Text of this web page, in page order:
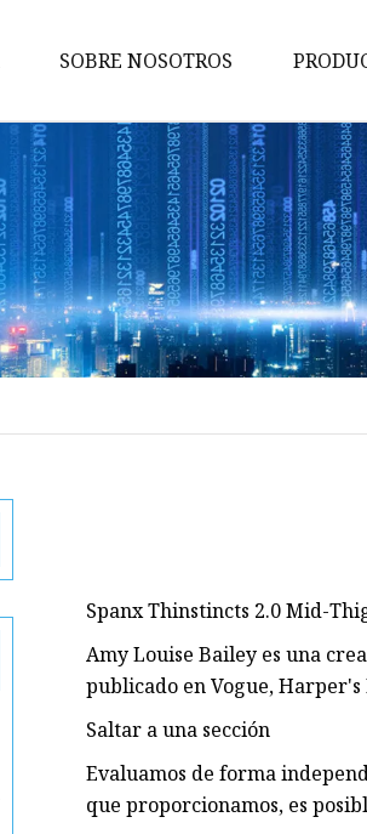
SOBRE NOSOTROS
Top
Faja
Spanx Thinstincts 2.0 Mid-
Amy Louise Bailey es una
publicado en Vogue, Harper's
Saltar a una sección
Evaluamos de forma
que proporcionamos, es